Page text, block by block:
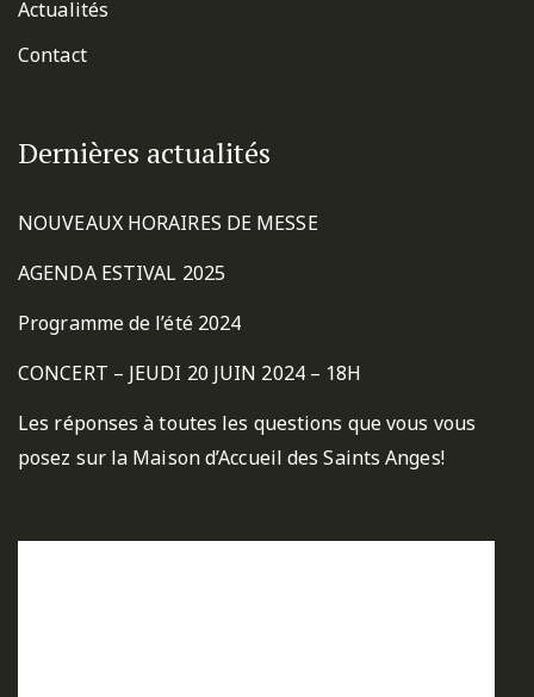
Actualités
Contact
Dernières actualités
NOUVEAUX HORAIRES DE MESSE
AGENDA ESTIVAL 2025
Programme de l’été 2024
CONCERT – JEUDI 20 JUIN 2024 – 18H
Les réponses à toutes les questions que vous vous
posez sur la Maison d’Accueil des Saints Anges!